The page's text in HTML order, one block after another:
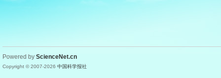
Powered by ScienceNet.cn
Copyright © 2007-2026 中国科学报社